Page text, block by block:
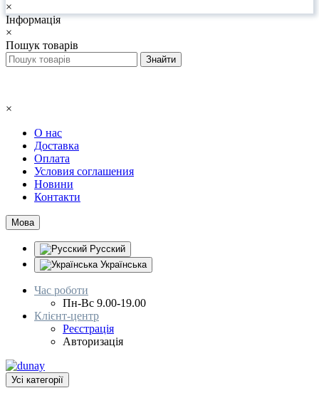
×
Інформація
×
Пошук товарів
×
О нас
Доставка
Оплата
Условия соглашения
Новини
Контакти
Мова
Русский
Українська
Час роботи
Пн-Вс 9.00-19.00
Клієнт-центр
Реєстрація
Авторизація
Усі категорії